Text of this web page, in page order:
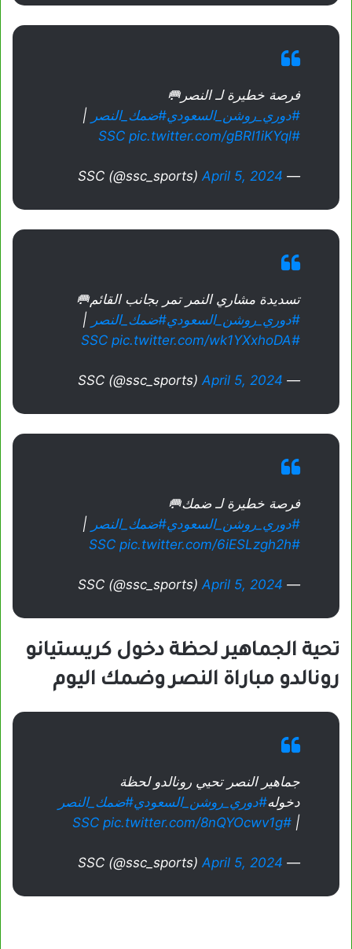
فرصة خطيرة لـ النصر🥅
#دوري_روشن_السعودي#ضمك_النصر |
#SSC
pic.twitter.com/gBRI1iKYql
— SSC (@ssc_sports)
April 5, 2024
تسديدة مشاري النمر تمر بجانب القائم🥅
#دوري_روشن_السعودي#ضمك_النصر |
#SSC
pic.twitter.com/wk1YXxhoDA
— SSC (@ssc_sports)
April 5, 2024
فرصة خطيرة لـ ضمك🥅
#دوري_روشن_السعودي#ضمك_النصر |
#SSC
pic.twitter.com/6iESLzgh2h
— SSC (@ssc_sports)
April 5, 2024
تحية الجماهير لحظة دخول كريستيانو
رونالدو مباراة النصر وضمك اليوم
جماهير النصر تحيي رونالدو لحظة
دخوله#دوري_روشن_السعودي#ضمك_النصر
|
#SSC
pic.twitter.com/8nQYOcwv1g
— SSC (@ssc_sports)
April 5, 2024